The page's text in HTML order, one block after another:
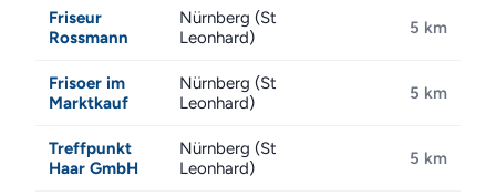
Friseur
Rossmann
Nürnberg (St
Leonhard)
5 km
Frisoer im
Marktkauf
Nürnberg (St
Leonhard)
5 km
Treffpunkt
Haar GmbH
Nürnberg (St
Leonhard)
5 km